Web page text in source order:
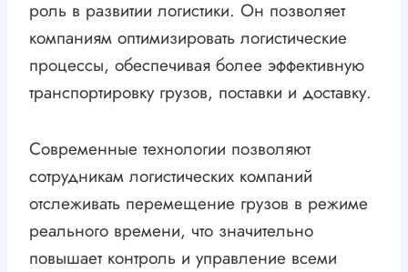
роль в развитии логистики. Он позволяет
компаниям оптимизировать логистические
процессы, обеспечивая более эффективную
транспортировку грузов, поставки и доставку.
Современные технологии позволяют
сотрудникам логистических компаний
отслеживать перемещение грузов в режиме
реального времени, что значительно
повышает контроль и управление всеми